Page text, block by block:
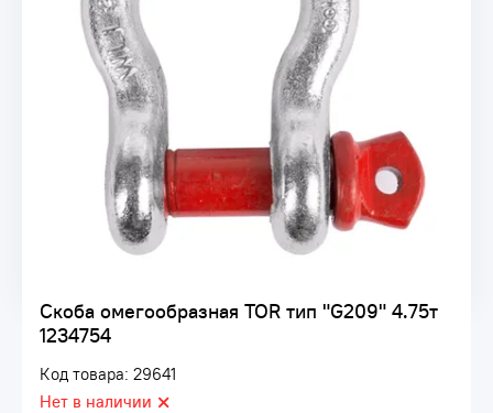
Скоба омегообразная TOR тип "G209" 4.75т
1234754
Код товара: 29641
Нет в наличии